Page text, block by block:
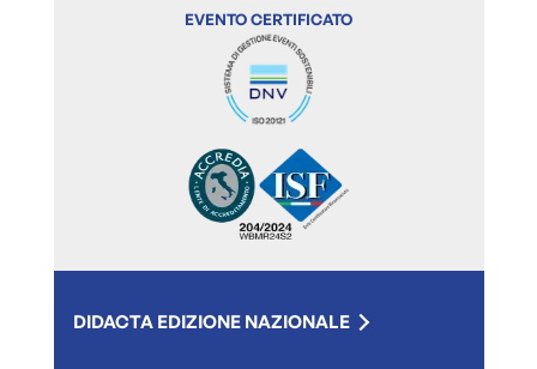
EVENTO CERTIFICATO
DIDACTA EDIZIONE NAZIONALE